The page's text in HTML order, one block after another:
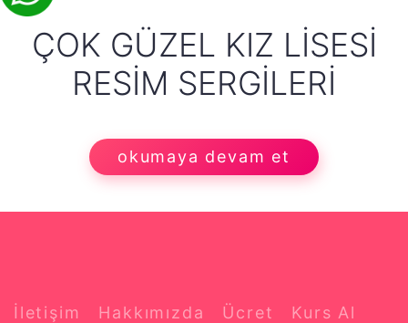
ÇOK GÜZEL KIZ LISESI
RESIM SERGILERI
okumaya devam et
İletişim Hakkımızda Ücret Kurs Al